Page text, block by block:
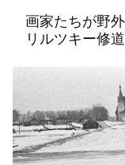
画家たちが野
リルツキー修